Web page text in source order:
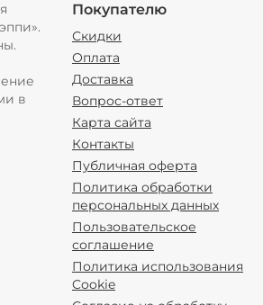
в
Покупателю
Скидки
Оплата
Доставка
Вопрос-ответ
Карта сайта
Контакты
Публичная оферта
Политика обработки
персональных данных
Пользовательское
соглашение
Политика использования
Cookie